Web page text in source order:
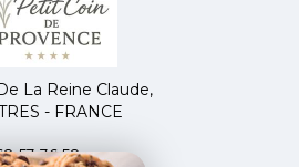
La Reine Claude,
- FRANCE
53 36 58